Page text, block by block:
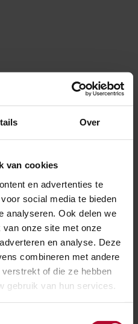
Over
van cookies
en advertenties te
social media te bieden
analyseren. Ook delen we
onze site met onze
en analyse. Deze
combineren met andere
of die ze hebben
gebruik van hun services.
stellen loopt van
woensdag 18 mei 2022.
omschreven op
de informatie op